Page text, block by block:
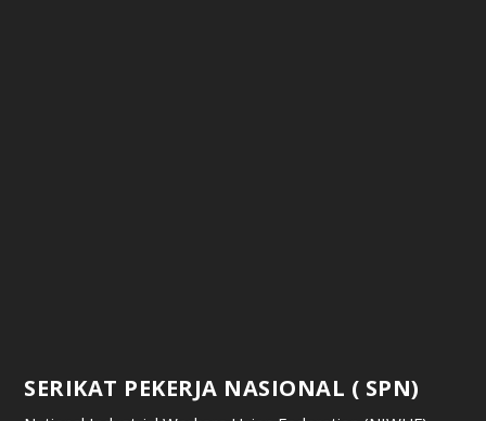
SERIKAT PEKERJA NASIONAL ( SPN)